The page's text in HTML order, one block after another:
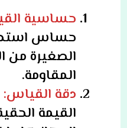
حساسية
حساس
الصغيرة من
المقاومة.
دقة القياس:
القيمة